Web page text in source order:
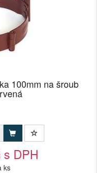
100mm na šroub
s DPH
ks